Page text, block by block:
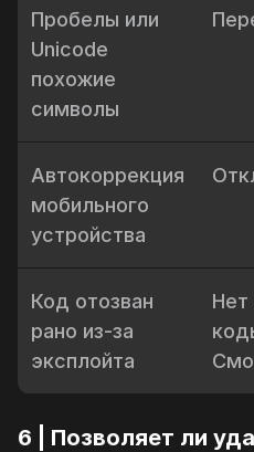
Пробелы или
Unicode
похожие
символы
Автокоррекция
мобильного
устройства
Код отозван
рано из-за
эксплойта
Нет
6 | Позволяет ли